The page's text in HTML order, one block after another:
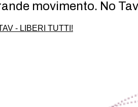
movimento. No
- LIBERI TUTTI!